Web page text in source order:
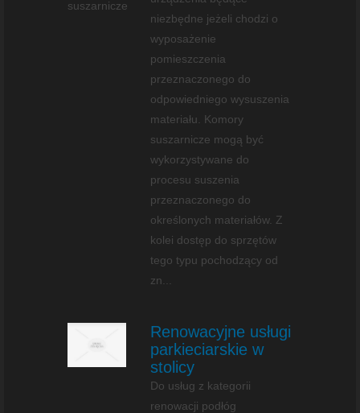
niezbędne jeżeli chodzi o
wyposażenie
pomieszczenia
przeznaczonego do
odpowiedniego wysuszenia
materiału. Komory
suszarnicze mogą być
wykorzystywane do
procesu suszenia
przeznaczonego do
określonych materiałów. Z
kolei dostęp do sprzętów
tego typu pochodzący od
zn...
Renowacyjne usługi
parkieciarskie w
stolicy
Do usług z kategorii
renowacji podłóg